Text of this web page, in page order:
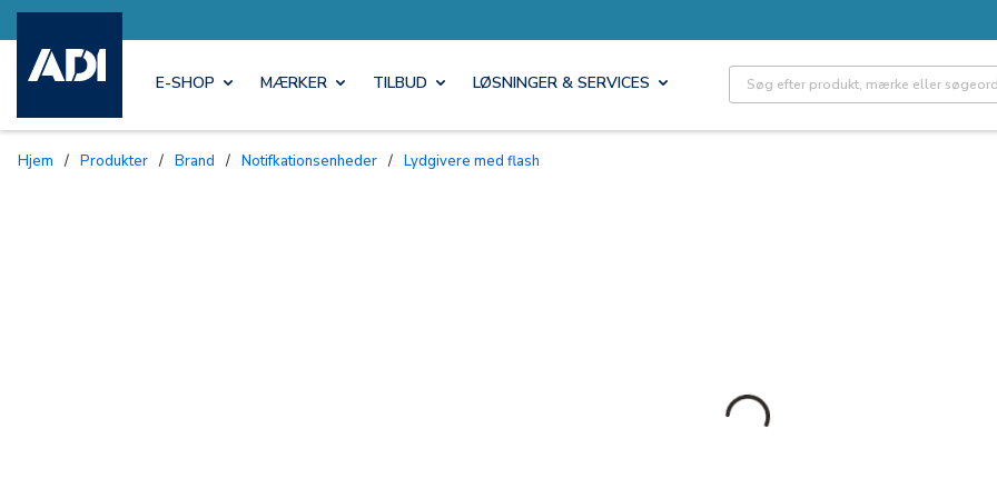
E-SHOP MÆRKER TILBUD LØSNINGER & SERVICES Site Search
Hjem / Produkter / Brand / Notifkationsenheder / lydgivere med flash